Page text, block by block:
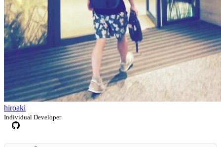
hiroaki
Individual Developer